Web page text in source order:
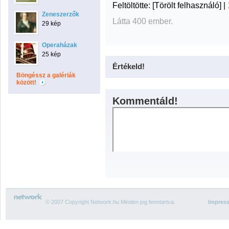
Zeneszerzők
29 kép
Operaházak
25 kép
Böngéssz a galériák
között!
Feltöltötte: [Törölt felhasználó] |
Látta 400 ember.
Értékeld!
Kommentáld!
© 2007 Copyright Network.hu Minden jog fenntartva.